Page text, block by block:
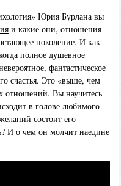
Юрия Бурлана вы
и какие они, отношения
поколение. И как
полное душевное
фантастическое
счастья. Это «выше, чем
отношений. Вы научитесь
в голове любимого
состоит его
И о чем он молчит наедине